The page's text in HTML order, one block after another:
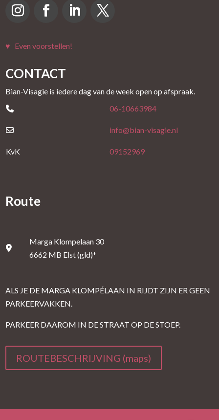
♥ Even voorstellen!
CONTACT
Bian-Visagie is iedere dag van de week open op afspraak.
06-10663984
info@bian-visagie.nl
KvK 09152969
Route
Marga Klompelaan 30
6662 MB Elst (gld)*
ALS JE DE MARGA KLOMPÉLAAN IN RIJDT ZIJN ER GEEN
PARKEERVAKKEN.
PARKEER DAAROM IN DE STRAAT OP DE STOEP.
ROUTEBESCHRIJVING (maps)